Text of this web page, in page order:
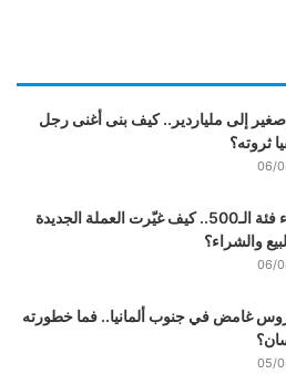
إلى ملياردير.. كيف بنى أغنى رجل
ثروته؟
06/
بعد اختفاء فئة الـ500.. كيف غيّرت العملة الجديدة
والشراء؟
06/
غامض في جنوب ألمانيا.. فما خطورته
05/